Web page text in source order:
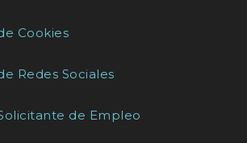
Cookies
Redes Sociales
de Empleo